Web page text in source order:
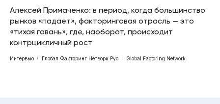
Алексей Примаченко: в период, когда большинство
рынков «падает», факторинговая отрасль — это
«тихая гавань», где, наоборот, происходит
контрцикличный рост
Интервью Глобал Факторинг Нетворк Рус Global Factoring Network